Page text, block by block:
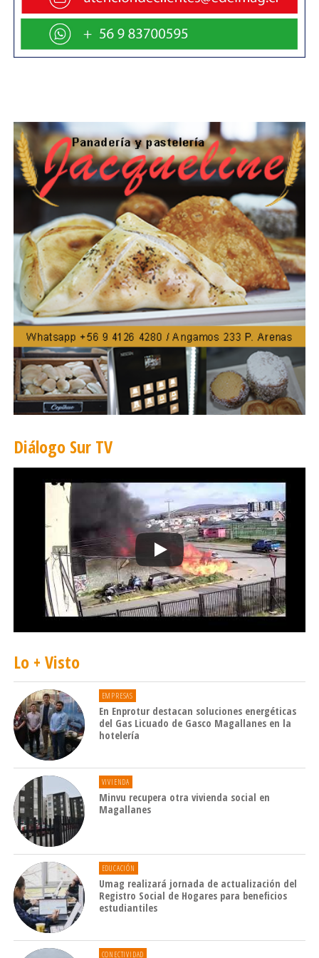
Muy agradecido se mostró, en tanto, el Presidente de la
Caleta de Pescadores, Jaime Cosme, quien destacó que
dichas obras mejorarán las condiciones laborales para
a las autoridades que se han preocupado mucho del
sector pesquero artesanal, porque para nosotros es muy
importante y gratificante lo que están haciendo.»
Diálogo Sur TV
Lo + Visto
EMPRESAS
En Enprotur destacan soluciones energéticas
del Gas Licuado de Gasco Magallanes en la
hotelería
VIVIENDA
Minvu recupera otra vivienda social en
Magallanes
EDUCACIÓN
Umag realizará jornada de actualización del
Registro Social de Hogares para beneficios
estudiantiles
CONECTIVIDAD